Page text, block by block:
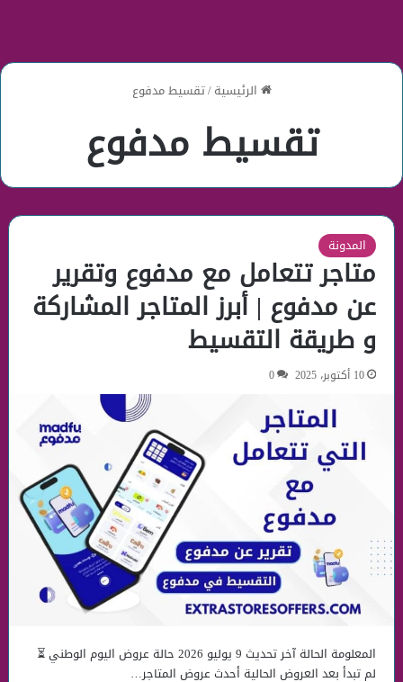
الرئيسية/تقسيط مدفوع
تقسيط مدفوع
المدونة
متاجر تتعامل مع مدفوع وتقرير
عن مدفوع | أبرز المتاجر المشاركة
و طريقة التقسيط
10 أكتوبر، 2025 0
المعلومة الحالة آخر تحديث 9 يوليو 2026 حالة عروض اليوم الوطني ⏳
لم تبدأ بعد العروض الحالية أحدث عروض المتاجر…